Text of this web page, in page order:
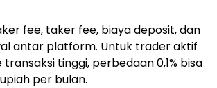
fee, taker fee, biaya deposit, dan
antar platform. Untuk trader aktif
tinggi, perbedaan 0,1% bisa
per bulan.